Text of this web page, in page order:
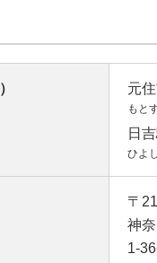
） 元
もと
日
ひよ
〒
神
1-